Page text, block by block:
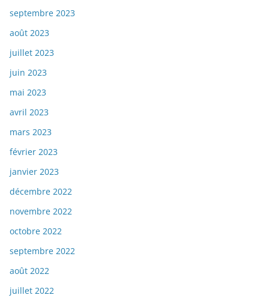
septembre 2023
août 2023
juillet 2023
juin 2023
mai 2023
avril 2023
mars 2023
février 2023
janvier 2023
décembre 2022
novembre 2022
octobre 2022
septembre 2022
août 2022
juillet 2022